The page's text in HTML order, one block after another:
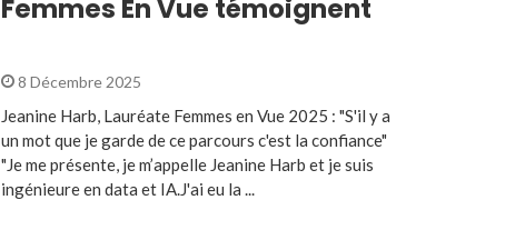
Femmes En Vue témoignent
8 Décembre 2025
Jeanine Harb, Lauréate Femmes en Vue 2025 : "S'il y a
un mot que je garde de ce parcours c'est la confiance"
"Je me présente, je m’appelle Jeanine Harb et je suis
ingénieure en data et IA.J'ai eu la ...